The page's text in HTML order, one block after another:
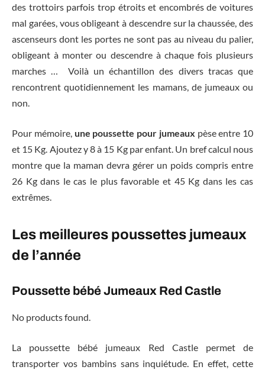
des trottoirs parfois trop étroits et encombrés de voitures
mal garées, vous obligeant à descendre sur la chaussée, des
ascenseurs dont les portes ne sont pas au niveau du palier,
obligeant à monter ou descendre à chaque fois plusieurs
marches … Voilà un échantillon des divers tracas que
rencontrent quotidiennement les mamans, de jumeaux ou
non.
Pour mémoire, une poussette pour jumeaux pèse entre 10
et 15 Kg. Ajoutez y 8 à 15 Kg par enfant. Un bref calcul nous
montre que la maman devra gérer un poids compris entre
26 Kg dans le cas le plus favorable et 45 Kg dans les cas
extrêmes.
Les meilleures poussettes jumeaux
de l’année
Poussette bébé Jumeaux Red Castle
No products found.
La poussette bébé jumeaux Red Castle permet de
transporter vos bambins sans inquiétude. En effet, cette